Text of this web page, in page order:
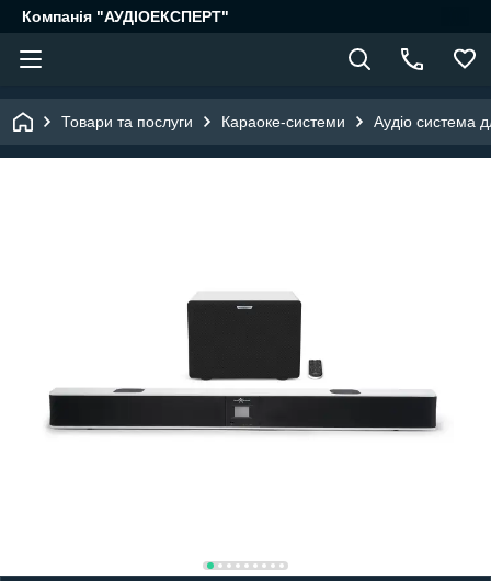
Компанія "АУДІОЕКСПЕРТ"
Товари та послуги Караоке-системи Аудіо система